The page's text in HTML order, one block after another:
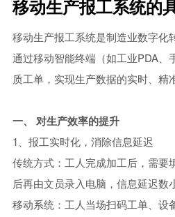
智能制造mes执行系统
车间生产管理MES系统
移动生产报工系统的
移动生产报工系统是制造业数字化
通过移动智能终端（如工业PDA、
质工单，实现生产数据的实时、精
一、 对生产效率的提升
1、报工实时化，消除信息延迟
传统方式：工人完成加工后，需要
后再由文员录入电脑，信息延迟数
移动系统：工人当场扫码工单、设